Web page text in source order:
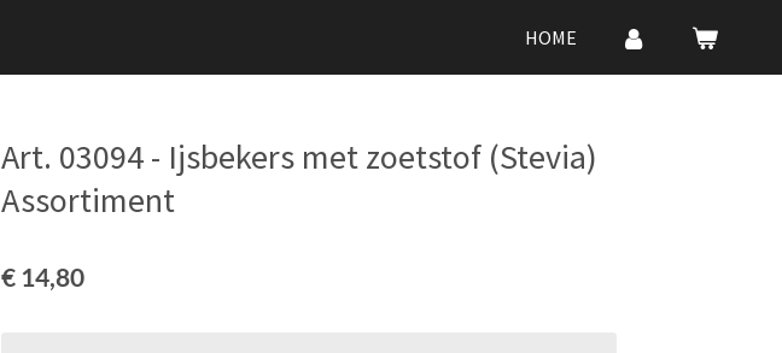
HOME
Art. 03094 - Ijsbekers met zoetstof (Stevia)
Assortiment
€ 14,80